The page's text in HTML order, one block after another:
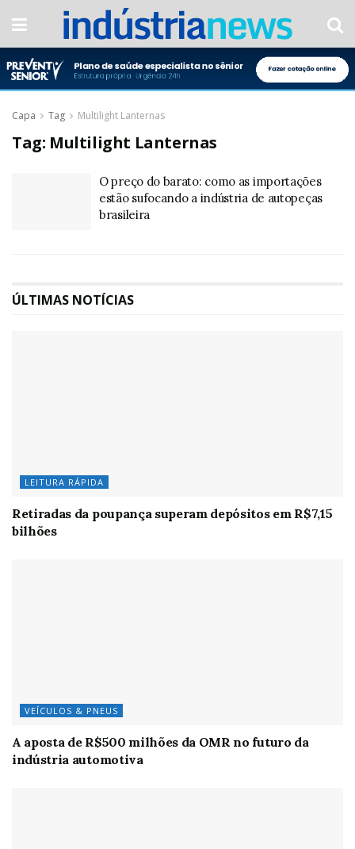
Capa Tag Multilight Lanternas
Tag: Multilight Lanternas
O preço do barato: como as importações
estão sufocando a indústria de autopeças
brasileira
ÚLTIMAS NOTÍCIAS
LEITURA RÁPIDA
Retiradas da poupança superam depósitos em R$7,15
bilhões
VEÍCULOS & PNEUS
A aposta de R$500 milhões da OMR no futuro da
indústria automotiva